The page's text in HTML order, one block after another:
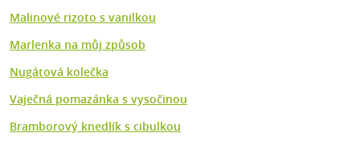
Malinové rizoto s vanilkou
Marlenka na můj způsob
Nugátová kolečka
Vaječná pomazánka s vysočinou
Bramborový knedlík s cibulkou